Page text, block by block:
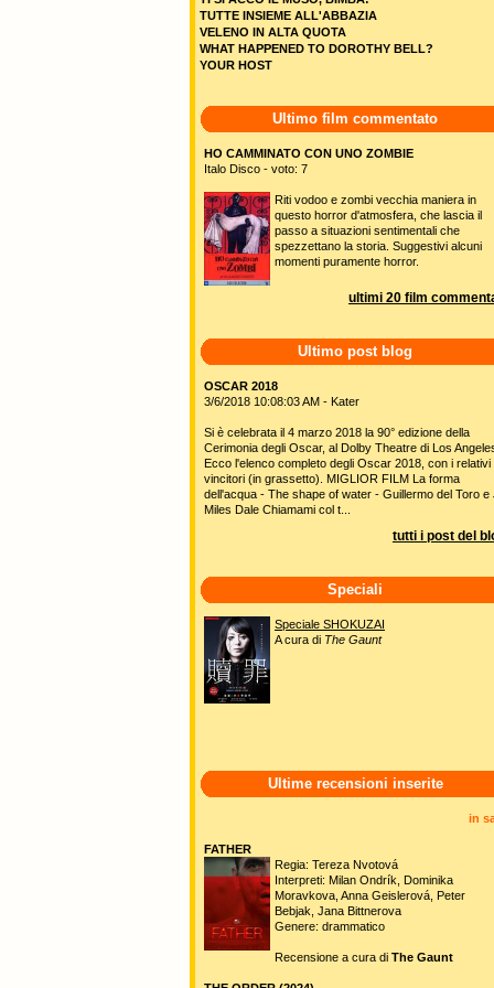
TUTTE INSIEME ALL'ABBAZIA
VELENO IN ALTA QUOTA
WHAT HAPPENED TO DOROTHY BELL?
YOUR HOST
Ultimo film commentato
HO CAMMINATO CON UNO ZOMBIE
Italo Disco - voto: 7
Riti vodoo e zombi vecchia maniera in
questo horror d'atmosfera, che lascia il
passo a situazioni sentimentali che
spezzettano la storia. Suggestivi alcuni
momenti puramente horror.
ultimi 20 film
Ultimo post blog
OSCAR 2018
3/6/2018 10:08:03 AM - Kater
Si è celebrata il 4 marzo 2018 la 90° edizione della
Cerimonia degli Oscar, al Dolby Theatre di Los
Ecco l'elenco completo degli Oscar 2018, con i relativi
vincitori (in grassetto). MIGLIOR FILM La forma
dell'acqua - The shape of water - Guillermo del Toro e
Miles Dale Chiamami col t...
tutti i post del
Speciali
Speciale SHOKUZAI
A cura di The Gaunt
Ultime recensioni inserite
in
FATHER
Regia: Tereza Nvotová
Interpreti: Milan Ondrík, Dominika
Moravkova, Anna Geislerová, Peter
Bebjak, Jana Bittnerova
Genere: drammatico
Recensione a cura di The Gaunt